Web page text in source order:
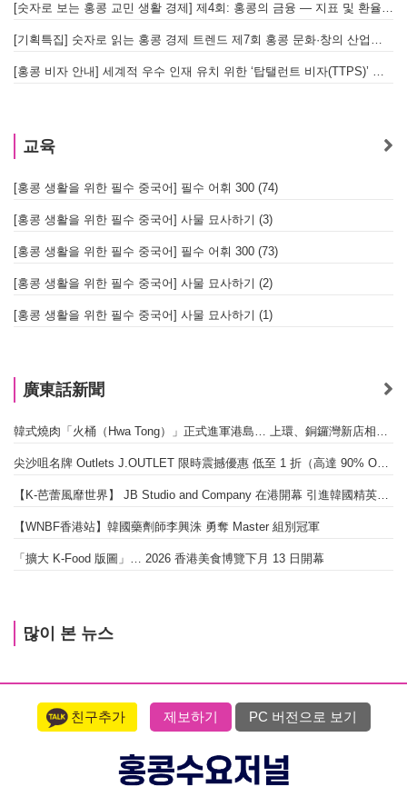
[숫자로 보는 홍콩 교민 생활 경제] 제4회: 홍콩의 금융 — 지표 및 환율, MPF 운영 현황
[기획특집] 숫자로 읽는 홍콩 경제 트렌드 제7회 홍콩 문화·창의 산업의 구조와 분야별 동향
[홍콩 비자 안내] 세계적 우수 인재 유치 위한 ‘탑탤런트 비자(TTPS)’ 주요 요건
교육
[홍콩 생활을 위한 필수 중국어] 필수 어휘 300 (74)
[홍콩 생활을 위한 필수 중국어] 사물 묘사하기 (3)
[홍콩 생활을 위한 필수 중국어] 필수 어휘 300 (73)
[홍콩 생활을 위한 필수 중국어] 사물 묘사하기 (2)
[홍콩 생활을 위한 필수 중국어] 사물 묘사하기 (1)
廣東話新聞
韓式燒肉「火桶（Hwa Tong）」正式進軍港島… 上環、銅鑼灣新店相繼開幕
尖沙咀名牌 Outlets J.OUTLET 限時震撼優惠 低至 1 折（高達 90% OFF）
【K-芭蕾風靡世界】 JB Studio and Company 在港開幕 引進韓國精英芭蕾教育系統
【WNBF香港站】韓國藥劑師李興洙 勇奪 Master 組別冠軍
「擴大 K-Food 版圖」… 2026 香港美食博覽下月 13 日開幕
많이 본 뉴스
친구추가 제보하기 PC 버전으로 보기